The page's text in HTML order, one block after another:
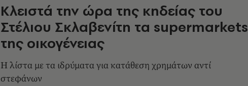
Κλειστά την ώρα της κηδείας του
Στέλιου Σκλαβενίτη τα supermarkets
της οικογένειας
Η λίστα με τα ιδρύματα για κατάθεση χρημάτων αντί
στεφάνων